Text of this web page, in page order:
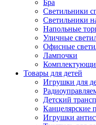
Бра
Светильники
Светильники
Напольные
Уличные
Офисные
Лампочки
Товары для детей
Игрушки для
Детский
Канцелярские
Игрушки